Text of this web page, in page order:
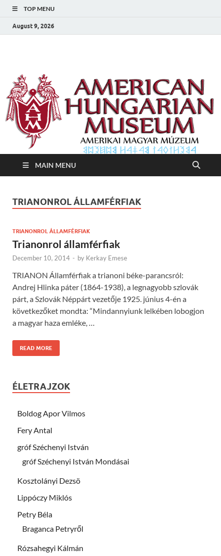
TOP MENU
August 9, 2026
Amerikai Magyar
Múzeum
MAIN MENU
TRIANONROL ÁLLAMFÉRFIAK
TRIANONROL ÁLLAMFÉRFIAK
Trianonrol államférfiak
December 10, 2014 - by Kerkay Emese
TRIANON Államférfiak a trianoni béke-parancsról:
Andrej Hlinka páter (1864-1938), a legnagyobb szlovák
párt, a Szlovák Néppárt vezetője 1925. június 4-én a
következőket mondta: “Mindannyiunk lelkében lobogjon
a magyar haza emléke, …
READ MORE
ÉLETRAJZOK
Boldog Apor Vilmos
Fery Antal
gróf Széchenyi István
gróf Széchenyi István Mondásai
Kosztolányi Dezsö
Lippóczy Miklós
Petry Béla
Braganca Petryről
Rózsahegyi Kálmán